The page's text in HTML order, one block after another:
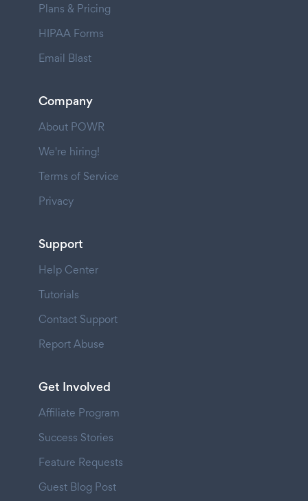
Plans & Pricing
HIPAA Forms
Email Blast
Company
About POWR
We're hiring!
Terms of Service
Privacy
Support
Help Center
Tutorials
Contact Support
Report Abuse
Get Involved
Affiliate Program
Success Stories
Feature Requests
Guest Blog Post